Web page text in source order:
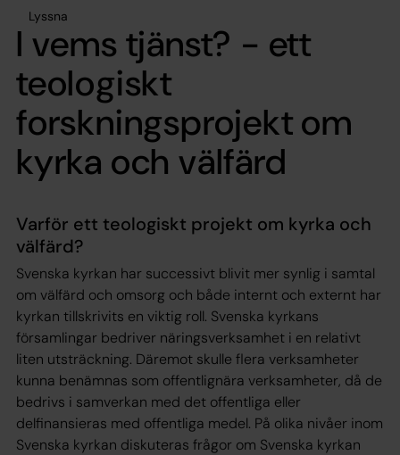
Lyssna
I vems tjänst? - ett
teologiskt
forskningsprojekt om
kyrka och välfärd
Varför ett teologiskt projekt om kyrka och
välfärd?
Svenska kyrkan har successivt blivit mer synlig i samtal
om välfärd och omsorg och både internt och externt har
kyrkan tillskrivits en viktig roll. Svenska kyrkans
församlingar bedriver näringsverksamhet i en relativt
liten utsträckning. Däremot skulle flera verksamheter
kunna benämnas som offentlignära verksamheter, då de
bedrivs i samverkan med det offentliga eller
delfinansieras med offentliga medel. På olika nivåer inom
Svenska kyrkan diskuteras frågor om Svenska kyrkan